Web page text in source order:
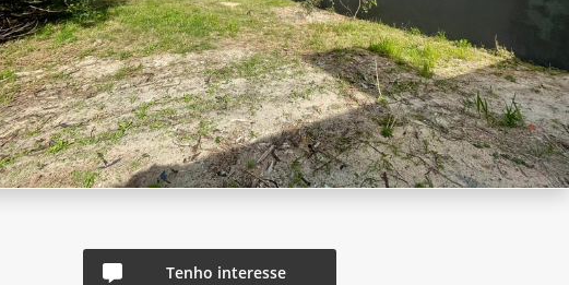
Tenho interesse